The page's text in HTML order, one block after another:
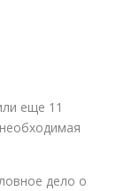
еще 11
дело о